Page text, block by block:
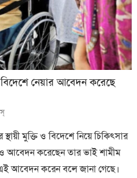
নেয়ার আবেদন করেছে
মুক্তি ও বিদেশে নিয়ে চিকিৎসার
আবেদন করেছেন তার ভাই শামীম
এই আবেদন করেন বলে জানা গেছে।